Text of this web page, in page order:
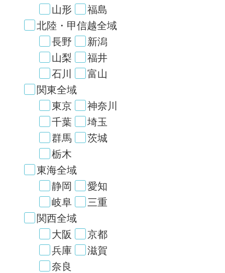
山形
福島
北陸・甲信越全域
長野
新潟
山梨
福井
石川
富山
関東全域
東京
神奈川
千葉
埼玉
群馬
茨城
栃木
東海全域
静岡
愛知
岐阜
三重
関西全域
大阪
京都
兵庫
滋賀
奈良